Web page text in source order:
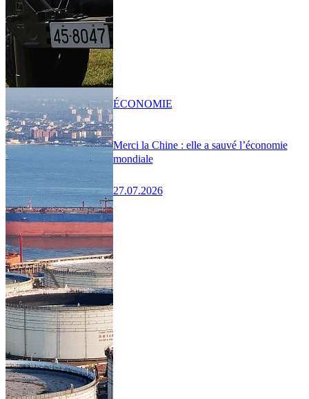
Merci la Chine : elle a sauvé l’économie
mondiale
27.07.2026
ÉCONOMIE